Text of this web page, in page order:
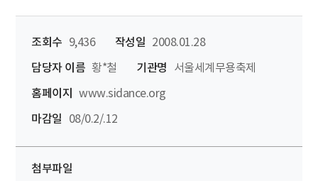
조회수 9,436 작성일
2008.01.28
담당자 이름 황*철 기관명
서울세계무용축제
홈페이지
www.sidance.org
마감일
08/0.2/.12
첨부파일